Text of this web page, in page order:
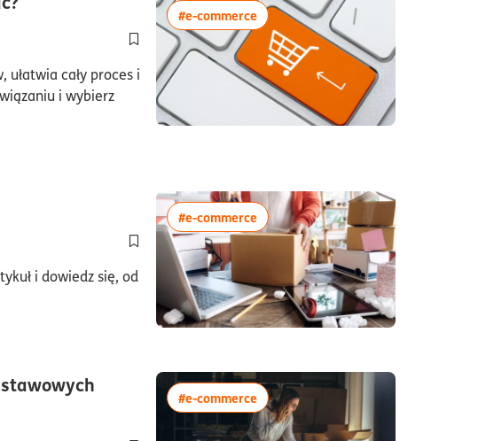
Dodaj do półki/usuń z półki artykuł Bramka płatnicza - co to
ułatwia cały proces i
i wybierz
#e-commercewięcej artykułów z tagiem:#e-
czytania8minuty
Dodaj do półki/usuń z półki artykuł Jak założyć sklep
i dowiedz się, od
#e-commercewięcej artykułów z tagiem:#e-
#e-commercewięcej artykułów z tagiem:#e-